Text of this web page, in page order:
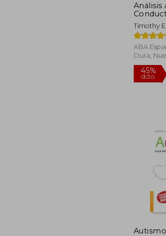
Análisis
Edición
Timothy
Cooper ;
; Virues-
ABA
Dura,
Autismo